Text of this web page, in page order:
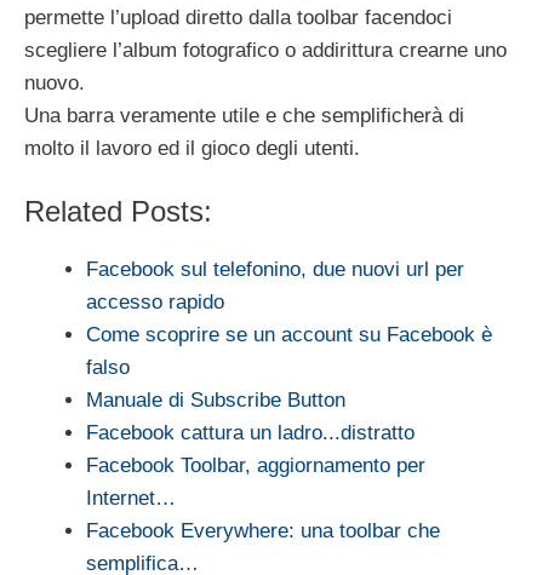
permette l’upload diretto dalla toolbar facendoci
scegliere l’album fotografico o addirittura crearne uno
nuovo.
Una barra veramente utile e che semplificherà di
molto il lavoro ed il gioco degli utenti.
Related Posts:
Facebook sul telefonino, due nuovi url per
accesso rapido
Come scoprire se un account su Facebook è
falso
Manuale di Subscribe Button
Facebook cattura un ladro...distratto
Facebook Toolbar, aggiornamento per
Internet…
Facebook Everywhere: una toolbar che
semplifica…